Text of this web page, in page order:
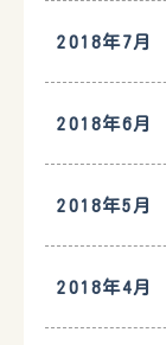
2018年7月
2018年6月
2018年5月
2018年4月